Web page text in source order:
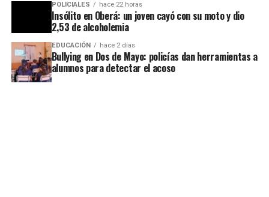
POLICIALES hace 22 horas
Insólito en Oberá: un joven cayó con su moto y dio
2,53 de alcoholemia
EDUCACIÓN hace 2 días
Bullying en Dos de Mayo: policías dan herramientas a
alumnos para detectar el acoso